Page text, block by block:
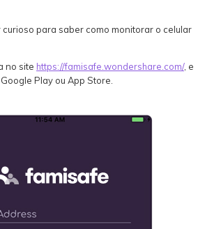
para saber como monitorar o celular
no site https://famisafe.wondershare.com/, e
Play ou App Store.